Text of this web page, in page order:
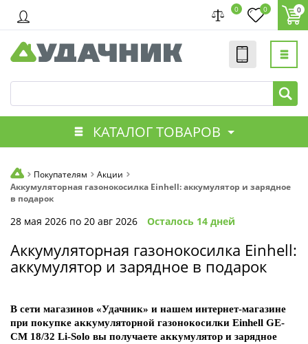
0 0 0
КАТАЛОГ ТОВАРОВ
Покупателям
Акции
Аккумуляторная газонокосилка Einhell: аккумулятор и зарядное
в подарок
28 мая 2026 по 20 авг 2026 Осталось 14 дней
Аккумуляторная газонокосилка Einhell:
аккумулятор и зарядное в подарок
В сети магазинов «Удачник» и нашем интернет-магазине
при покупке аккумуляторной газонокосилки Einhell GE-
CM 18/32 Li-Solo вы получаете аккумулятор и зарядное